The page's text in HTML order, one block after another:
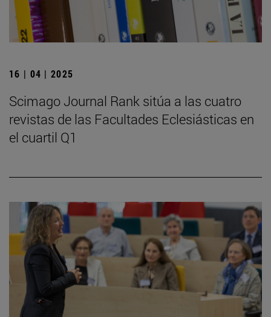
16 | 04 | 2025
Scimago Journal Rank sitúa a las cuatro
revistas de las Facultades Eclesiásticas en
el cuartil Q1